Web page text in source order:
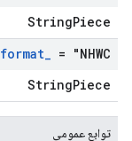
StringPiece
format_ = "NHWC"
StringPiece
توابع عمومی